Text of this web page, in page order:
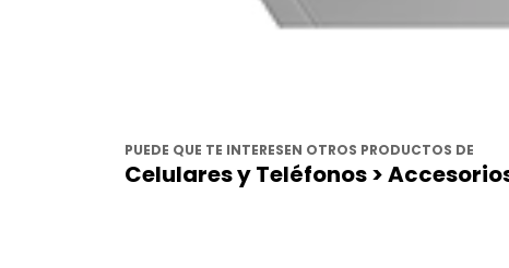
PUEDE QUE TE INTERESEN OTROS PRODUCTOS DE
Celulares y Teléfonos >